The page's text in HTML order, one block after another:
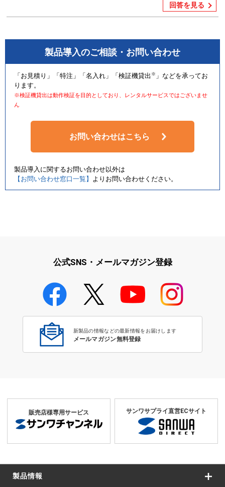
回答を見る
製品導入のご相談・お問い合わせ
「お見積り」「特注」「名入れ」「検証機貸出 ※ 」などを承ってお
ります。
※検証機貸出は動作検証を目的としており、レンタルサービスではございませ
ん
お問い合わせはこちら
製品導入に関するお問い合わせ以外は
【お問い合わせ窓口一覧】
よりお問い合わせください。
公式SNS・メールマガジン登録
新製品の情報などの最新情報をお届けします
メールマガジン無料登録
販売店様専用サービス サンワサプライ直営ECサイト
製品情報